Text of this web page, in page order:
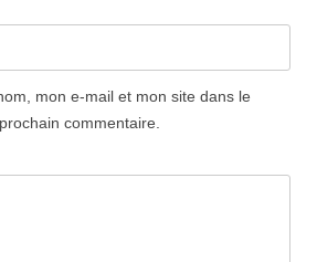
mon e-mail et mon site dans le
commentaire.